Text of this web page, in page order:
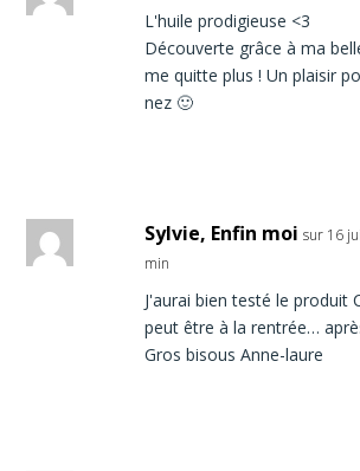
L'huile prodigieuse <3
Découverte grâce à ma
me quitte plus ! Un plaisir
nez 🙂
Sylvie, Enfin moi sur 16
min
J'aurai bien testé le produit
peut être à la rentrée…
Gros bisous Anne-laure